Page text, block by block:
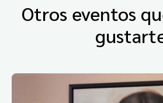
Otros eventos